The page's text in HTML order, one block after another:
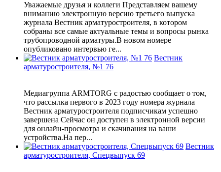
Уважаемые друзья и коллеги Представляем вашему
вниманию электронную версию третьего выпуска
журнала Вестник арматуростроителя, в котором
собраны все самые актуальные темы и вопросы рынка
трубопроводной арматуры.В новом номере
опубликовано интервью ге...
Вестник
арматуростроителя, №1 76
Медиагруппа ARMTORG с радостью сообщает о том,
что рассылка первого в 2023 году номера журнала
Вестник арматуростроителя подписчикам успешно
завершена Сейчас он доступен в электронной версии
для онлайн-просмотра и скачивания на ваши
устройства.На пер...
Вестник
арматуростроителя, Спецвыпуск 69